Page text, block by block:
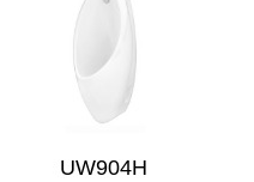
UW904H